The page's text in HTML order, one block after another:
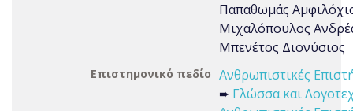
Παπαθωμάς
Μιχαλόπουλος
Μπενέτος Διονύσιος
Επιστημονικό πεδίο Ανθρωπιστικές
➨ Γλώσσα και